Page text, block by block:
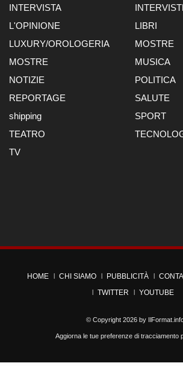
INTERVISTA
L'OPINIONE
LIBRI
LUXURY/OROLOGERIA
MOSTRE
MOSTRE
MUSICA
NOTIZIE
POLITICA
REPORTAGE
SALUTE
shipping
SPORT
TEATRO
TV
HOME CHI SIAMO PUBBLICITÀ
TWITTER
YOUTUBE
© Copyright 2026 by
Aggiorna le tue preferenze di tracciamento